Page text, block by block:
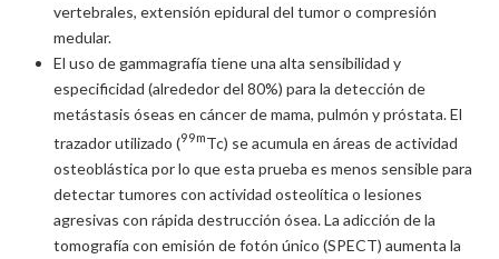
vertebrales, extensión epidural del tumor o compresión
medular.
El uso de gammagrafía tiene una alta sensibilidad y
especificidad (alrededor del 80%) para la detección de
metástasis óseas en cáncer de mama, pulmón y próstata. El
trazador utilizado (99mTc) se acumula en áreas de actividad
osteoblástica por lo que esta prueba es menos sensible para
detectar tumores con actividad osteolítica o lesiones
agresivas con rápida destrucción ósea. La adicción de la
tomografía con emisión de fotón único (SPECT) aumenta la